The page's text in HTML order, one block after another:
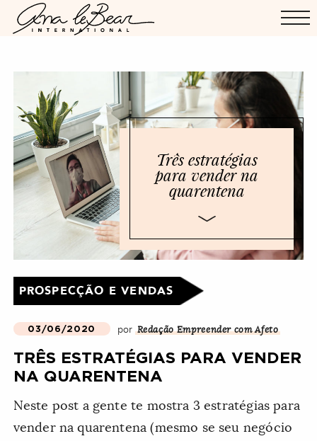
Três estratégias
para vender na
quarentena
PROSPECÇÃO E VENDAS
03/06/2020 por Redação Empreender com Afeto
TRÊS ESTRATÉGIAS PARA VENDER
NA QUARENTENA
Neste post a gente te mostra 3 estratégias para
vender na quarentena (mesmo se seu negócio